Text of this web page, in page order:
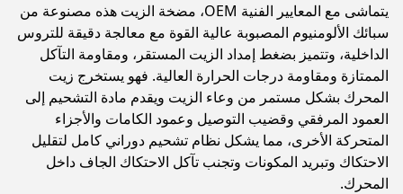
يتماشى مع المعايير الفنية OEM، مضخة الزيت هذه مصنوعة من
سبائك الألومنيوم المصبوبة عالية القوة مع معالجة دقيقة للتروس
الداخلية، وتتميز بضغط إمداد الزيت المستقر، ومقاومة التآكل
الممتازة ومقاومة درجات الحرارة العالية. فهو يستخرج زيت
المحرك بشكل مستمر من وعاء الزيت ويقدم مادة التشحيم إلى
العمود المرفقي وقضيب التوصيل وعمود الكامات والأجزاء
المتحركة الأخرى، مما يشكل نظام تشحيم دوراني كامل لتقليل
الاحتكاك وتبريد المكونات وتجنب تآكل الاحتكاك الجاف داخل
المحرك.